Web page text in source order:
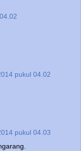
pukul 04.02
pukul 04.03